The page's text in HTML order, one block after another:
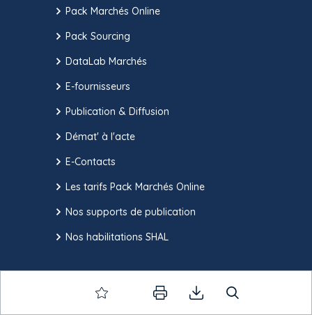
Pack Marchés Online
Pack Sourcing
DataLab Marchés
E-fournisseurs
Publication & Diffusion
Démat' à l'acte
E-Contacts
Les tarifs Pack Marchés Online
Nos supports de publication
Nos habilitations SHAL
Entreprises